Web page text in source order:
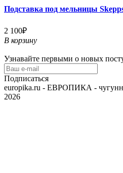
Подставка под мельницы
2 100₽
В корзину
Узнавайте первыми о новых
Подписаться
europika.ru - ЕВРОПИКА -
2026